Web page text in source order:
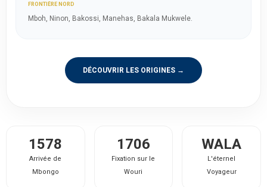
FRONTIÈRE NORD
Mboh, Ninon, Bakossi, Manehas, Bakala Mukwele.
DÉCOUVRIR LES ORIGINES →
1578
Arrivée de
Mbongo
1706
Fixation sur le
Wouri
WALA
L'éternel
Voyageur